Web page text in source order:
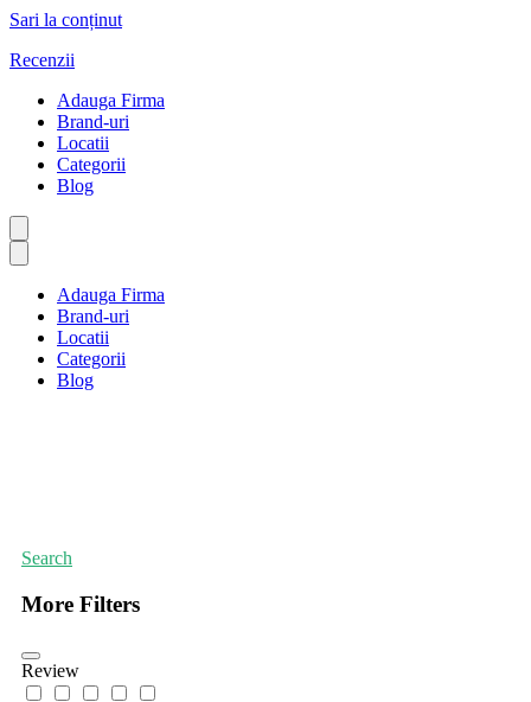
Sari la conținut
Recenzii
Adauga Firma
Brand-uri
Locatii
Categorii
Blog
Adauga Firma
Brand-uri
Locatii
Categorii
Blog
Search
More Filters
Review